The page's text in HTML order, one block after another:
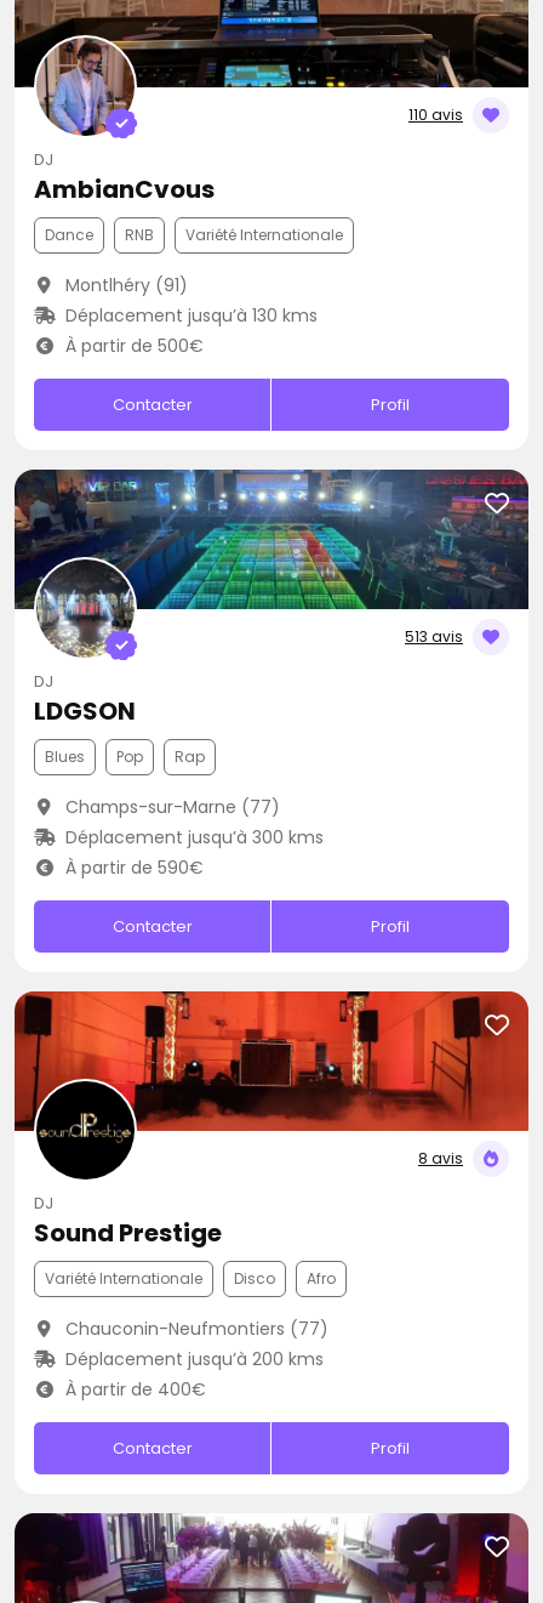
110 avis
DJ
AmbianCvous
Dance RNB Variété Internationale
Montlhéry (91)
Déplacement jusqu’à 130 kms
À partir de 500€
Contacter Profil
513 avis
DJ
LDGSON
Blues Pop Rap
Champs-sur-Marne (77)
Déplacement jusqu’à 300 kms
À partir de 590€
Contacter Profil
8 avis
DJ
Sound Prestige
Variété Internationale Disco Afro
Chauconin-Neufmontiers (77)
Déplacement jusqu’à 200 kms
À partir de 400€
Contacter Profil